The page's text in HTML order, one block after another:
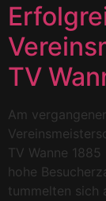
TV
Am
TV Wanne
hohe
tummelten sich